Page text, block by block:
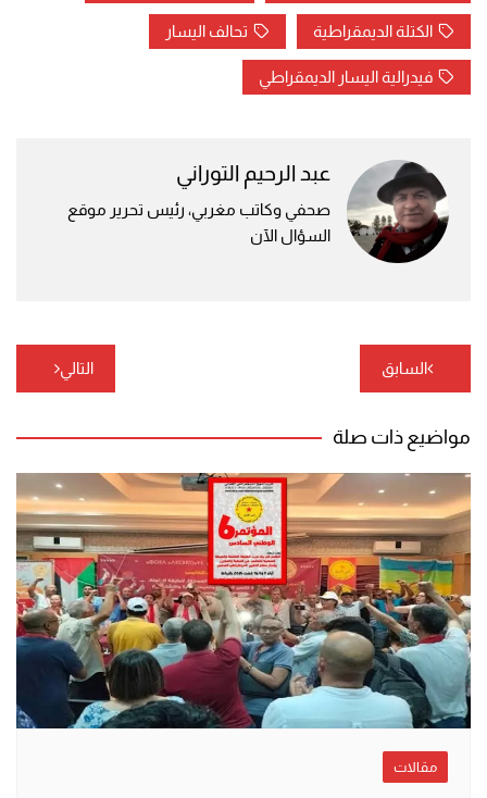
الكتلة الديمقراطية تحالف اليسار
فيدرالية اليسار الديمقراطي
عبد الرحيم التوراني
صحفي وكاتب مغربي، رئيس تحرير موقع
السؤال الآن
تصفّح
المقالات
السابق التالي
مواضيع ذات صلة
مقالات